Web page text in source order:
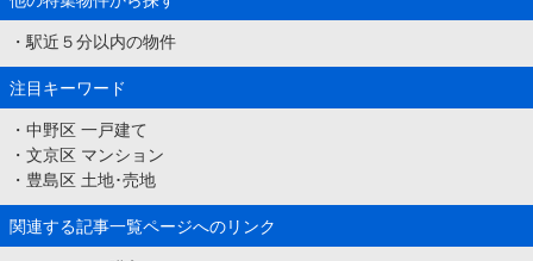
・ 駅近５分以内の物件
注目キーワード
・ 中野区 一戸建て
・ 文京区 マンション
・ 豊島区 土地･売地
関連する記事一覧ページへのリンク